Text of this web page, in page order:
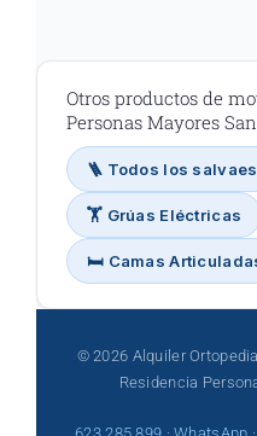
Otros productos de
Personas Mayores
🪜 Todos los
🏋️ Grúas Eléctricas
🛏️ Camas
© 2026 Alquiler
Residencia